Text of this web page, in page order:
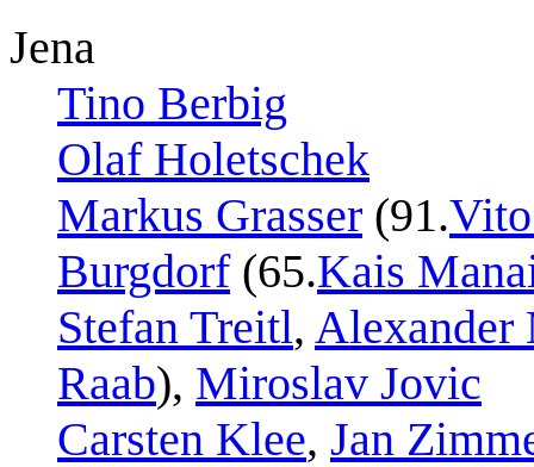
Jena
Tino Berbig
Olaf Holetschek
Markus Grasser (91.
Burgdorf(65.Kais
Stefan Treitl, Alexander
Raab), Miroslav Jovic
Carsten Klee, Jan